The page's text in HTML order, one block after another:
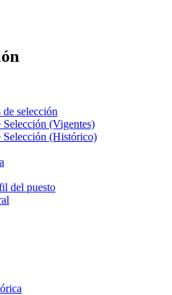
de selección
Selección (Vigentes)
Selección (Histórico)
del puesto